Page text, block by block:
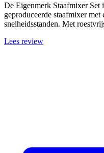
De Eigenmerk Staafmixer Set
geproduceerde staafmixer
snelheidsstanden. Met
Lees review